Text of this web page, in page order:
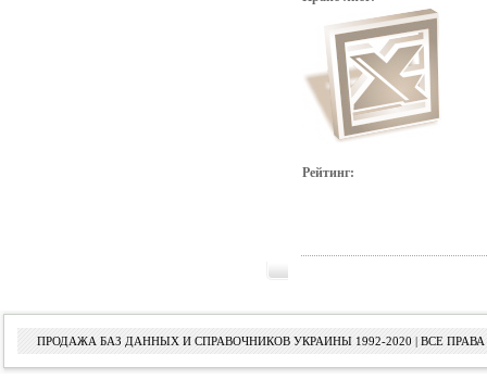
Рейтинг:
ПРОДАЖА БАЗ ДАННЫХ И СПРАВОЧНИКОВ УКРАИНЫ 1992-2020 | ВСЕ